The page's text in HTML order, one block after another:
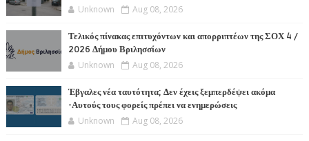
Unknown Aug 08, 2026
Τελικός πίνακας επιτυχόντων και απορριπτέων της ΣΟΧ 4 /
2026 Δήμου Βριλησσίων
Unknown Aug 08, 2026
Έβγαλες νέα ταυτότητα; Δεν έχεις ξεμπερδέψει ακόμα
-Αυτούς τους φορείς πρέπει να ενημερώσεις
Unknown Aug 08, 2026